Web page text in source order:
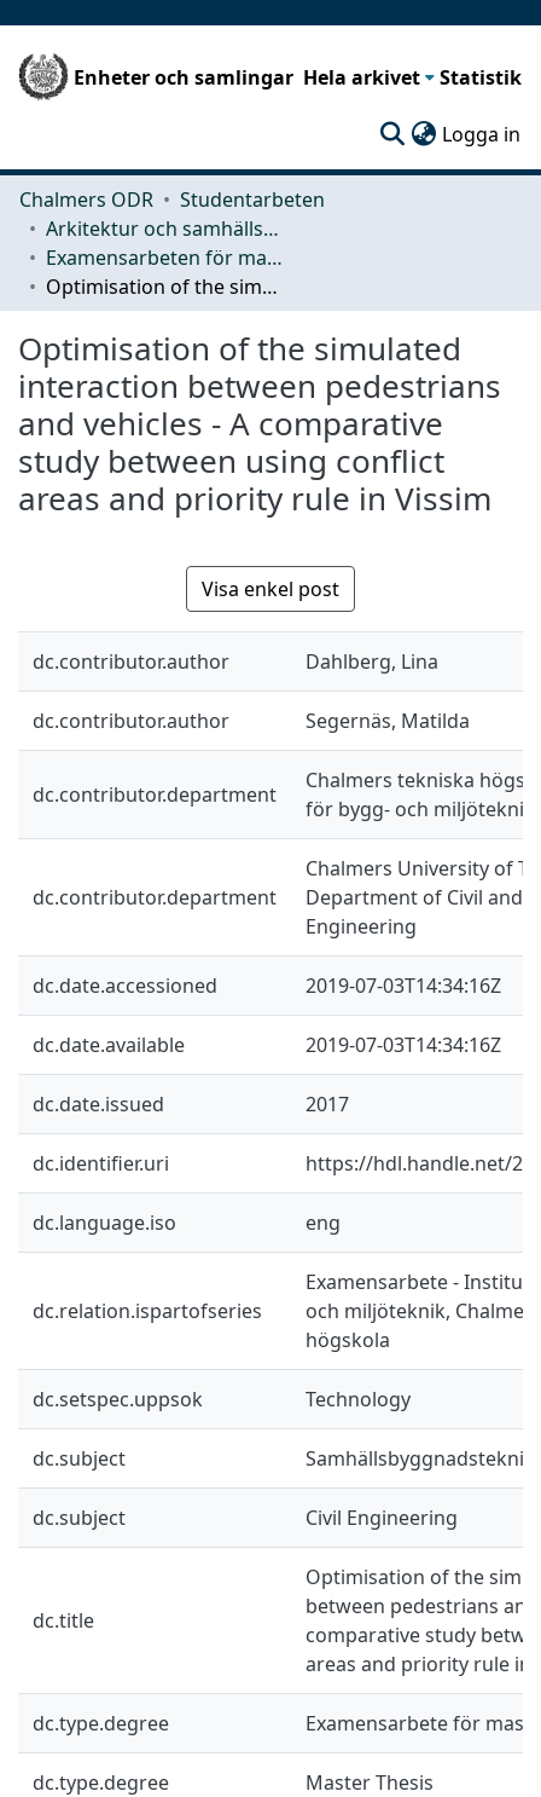
Enheter och samlingar Hela arkivet Statistik
Logga in
Chalmers ODR
Studentarbeten
Arkitektur och samhällsbyggnadsteknik (ACE)
Examensarbeten för masterexamen
Optimisation of the simulated interaction between pedestrians and vehicles - A comparative study between using conflict areas and priority rule in Vissim
Optimisation of the simulated
interaction between pedestrians
and vehicles - A comparative
study between using conflict
areas and priority rule in Vissim
Visa enkel post
dc.contributor.author Dahlberg, Lina
dc.contributor.author Segernäs, Matilda
dc.contributor.department
Chalmers tekniska
för bygg- och miljöteknik
dc.contributor.department
Chalmers University of
Department of Civil and
Engineering
dc.date.accessioned 2019-07-03T14:34:16Z
dc.date.available 2019-07-03T14:34:16Z
dc.date.issued 2017
dc.identifier.uri https://hdl.handle.net/
dc.language.iso eng
dc.relation.ispartofseries
Examensarbete -
och miljöteknik,
högskola
dc.setspec.uppsok Technology
dc.subject Samhällsbyggnadsteknik
dc.subject Civil Engineering
dc.title
Optimisation of the
between pedestrians and
comparative study
areas and priority rule in
dc.type.degree Examensarbete för
dc.type.degree Master Thesis